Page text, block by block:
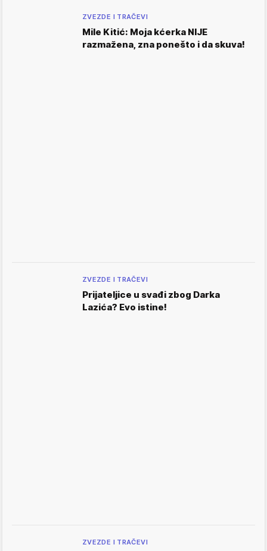
ZVEZDE I TRAČEVI
Mile Kitić: Moja kćerka NIJE
razmažena, zna ponešto i da skuva!
ZVEZDE I TRAČEVI
Prijateljice u svađi zbog Darka
Lazića? Evo istine!
ZVEZDE I TRAČEVI